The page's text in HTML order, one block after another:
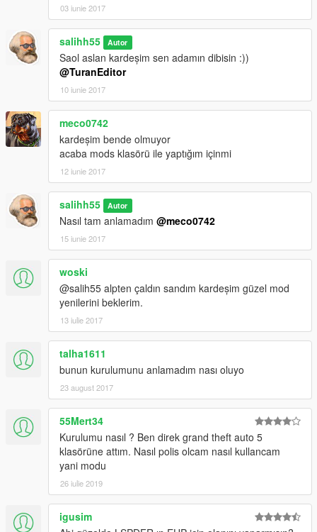
03 iunie 2017
salihh55 Autor
Saol aslan kardeşim sen adamın dibisin :))
@TuranEditor
10 iunie 2017
meco0742
kardeşim bende olmuyor
acaba mods klasörü ile yaptığım içinmi
12 iunie 2017
salihh55 Autor
Nasıl tam anlamadım @meco0742
15 iunie 2017
woski
@salih55 alpten çaldın sandım kardeşim güzel mod
yenilerini beklerim.
13 iulie 2017
talha1611
bunun kurulumunu anlamadım nası oluyo
23 august 2017
55Mert34
Kurulumu nasıl ? Ben direk grand theft auto 5
klasörüne attım. Nasıl polis olcam nasıl kullancam
yani modu
26 iulie 2019
igusim